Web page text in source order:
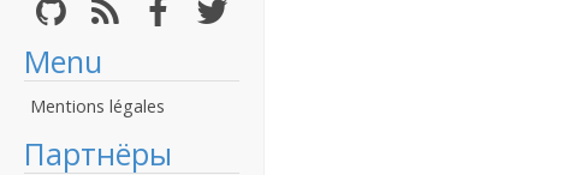
Menu
Mentions légales
Партнёры